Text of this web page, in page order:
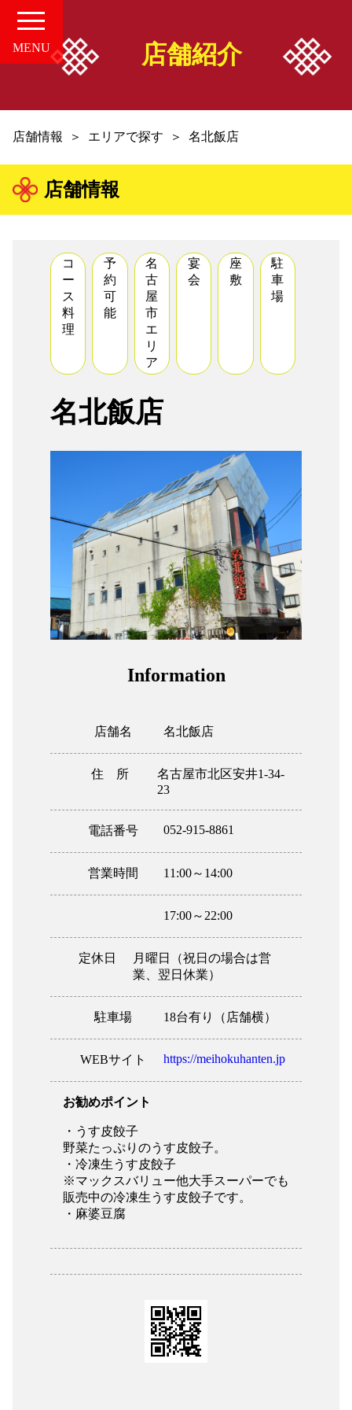
MENU
愛知の中華案内所
店舗情報
お問い合せ
組合加入案内
052-241-
店舗紹介
店舗情報 エリアで探す 名北飯店
店舗情報
コ
ー
ス
料
理
予
約
可
能
名
古
屋
市
エ
リ
ア
宴
会
座
敷
駐
車
場
名北飯店
Information
店舗名 名北飯店
住 所
名古屋市北区安井1-34-
23
電話番号 052-915-8861
営業時間 11:00～14:00
17:00～22:00
定休日
月曜日（祝日の場合は営
業、翌日休業）
駐車場 18台有り（店舗横）
WEBサイト https://meihokuhanten.jp
お勧めポイント
・うす皮餃子
野菜たっぷりのうす皮餃子。
・冷凍生うす皮餃子
※マックスバリュー他大手スーパーでも
販売中の冷凍生うす皮餃子です。
・麻婆豆腐